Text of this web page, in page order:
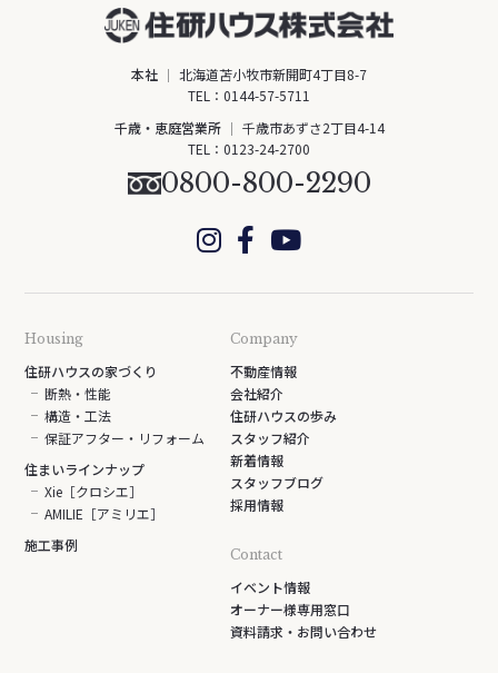
本社
北海道苫小牧市新開町4丁目8-7
TEL： 0144-57-5711
千歳・恵庭営業所
千歳市あずさ2丁目4-14
TEL： 0123-24-2700
0800-800-2290
Housing
住研ハウスの家づくり
断熱・性能
構造・工法
保証アフター・リフォーム
住まいラインナップ
Xie［クロシエ］
AMILIE［アミリエ］
施工事例
Company
不動産情報
会社紹介
住研ハウスの歩み
スタッフ紹介
新着情報
スタッフブログ
採用情報
Contact
イベント情報
オーナー様専用窓口
資料請求・お問い合わせ